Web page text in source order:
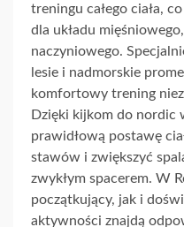
treningu całego ciała,
dla układu
naczyniowego.
lesie i nadmorskie
komfortowy trening
Dzięki kijkom do nordic
prawidłową postawę
stawów i zwiększyć
zwykłym spacerem. W
początkujący, jak i
aktywności znajdą